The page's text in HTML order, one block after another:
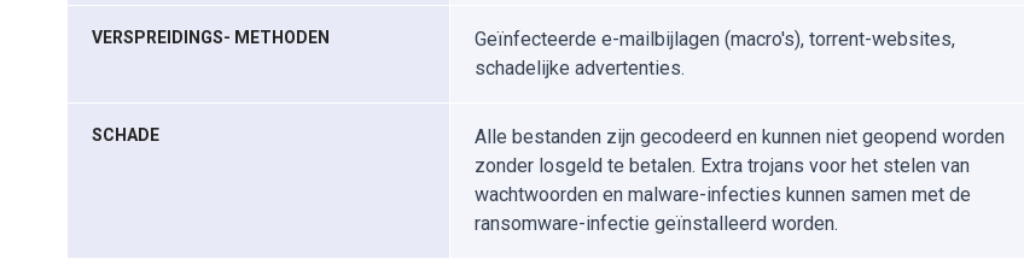
VERSPREIDINGS- METHODEN
Geïnfecteerde e-mailbijlagen (macro's), torrent-websites,
schadelijke advertenties.
SCHADE
Alle bestanden zijn gecodeerd en kunnen niet geopend worden
zonder losgeld te betalen. Extra trojans voor het stelen van
wachtwoorden en malware-infecties kunnen samen met de
ransomware-infectie geïnstalleerd worden.